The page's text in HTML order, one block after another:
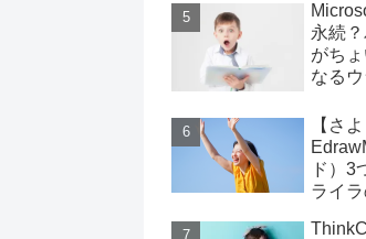
永続
がち
なる
【さ
ド）3
ライ